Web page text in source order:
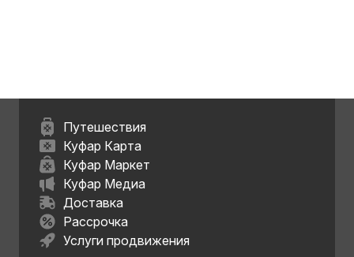
Путешествия
Куфар Карта
Куфар Маркет
Куфар Медиа
Доставка
Рассрочка
Услуги продвижения